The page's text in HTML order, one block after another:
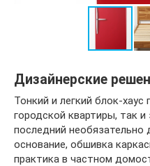
Дизайнерские
Тонкий и легкий блок-
городской квартиры, так
последний
основание, обшивка
практика в частном